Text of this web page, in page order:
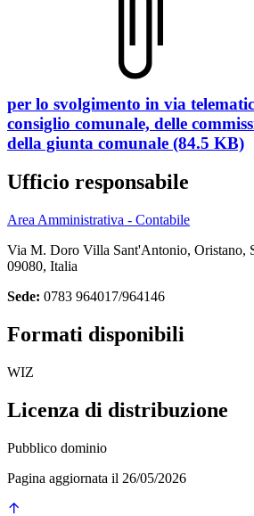
per lo svolgimento in via
consiglio comunale, delle
della giunta comunale (84.5 KB)
Ufficio responsabile
Area Amministrativa - Contabile
Via M. Doro Villa Sant'Antonio, Oristano,
09080, Italia
Sede: 0783 964017/964146
Formati disponibili
WIZ
Licenza di distribuzione
Pubblico dominio
Pagina aggiornata il 26/05/2026